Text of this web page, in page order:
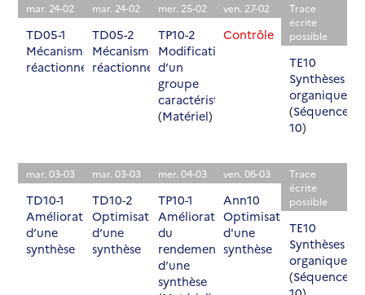
mar. 24-02
TD05-1
Mécanismes
réactionnels
mar. 24-02
TD05-2
Mécanismes
réactionnels
mer. 25-02
TP10-2
Modification
d’un
groupe
caractéristique
(Matériel)
ven. 27-02
Contrôle
Trace
écrite
possible
TE10
Synthèses
organiques
(Séquence
10)
mar. 03-03
TD10-1
Amélioration
d’une
synthèse
mar. 03-03
TD10-2
Optimisation
d’une
synthèse
mer. 04-03
TP10-1
Amélioration
du
rendement
d’une
synthèse
ven. 06-03
Ann10
Optimisation
d'une
synthèse
Trace
écrite
possible
TE10
Synthèses
organiques
(Séquence